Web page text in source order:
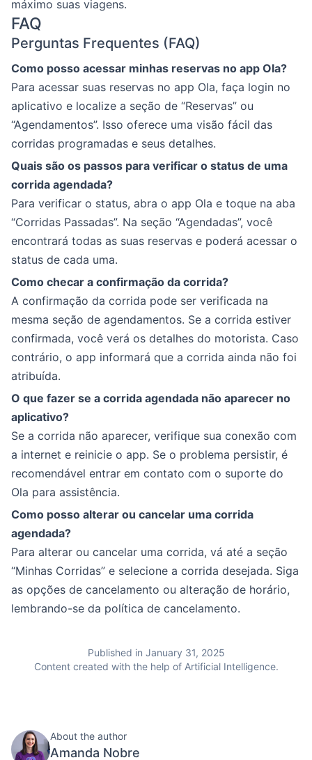
máximo suas viagens.
FAQ
Perguntas Frequentes (FAQ)
Como posso acessar minhas reservas no app Ola?
Para acessar suas reservas no app Ola, faça login no
aplicativo e localize a seção de “Reservas” ou
“Agendamentos”. Isso oferece uma visão fácil das
corridas programadas e seus detalhes.
Quais são os passos para verificar o status de uma
corrida agendada?
Para verificar o status, abra o app Ola e toque na aba
“Corridas Passadas”. Na seção “Agendadas”, você
encontrará todas as suas reservas e poderá acessar o
status de cada uma.
Como checar a confirmação da corrida?
A confirmação da corrida pode ser verificada na
mesma seção de agendamentos. Se a corrida estiver
confirmada, você verá os detalhes do motorista. Caso
contrário, o app informará que a corrida ainda não foi
atribuída.
O que fazer se a corrida agendada não aparecer no
aplicativo?
Se a corrida não aparecer, verifique sua conexão com
a internet e reinicie o app. Se o problema persistir, é
recomendável entrar em contato com o suporte do
Ola para assistência.
Como posso alterar ou cancelar uma corrida
agendada?
Para alterar ou cancelar uma corrida, vá até a seção
“Minhas Corridas” e selecione a corrida desejada. Siga
as opções de cancelamento ou alteração de horário,
lembrando-se da política de cancelamento.
Published in January 31, 2025
Content created with the help of Artificial Intelligence.
About the author
Amanda Nobre